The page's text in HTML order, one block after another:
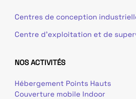
Centres de conception
Centre d’exploitation et de
NOS ACTIVITÉS
Hébergement Points Hauts
Couverture mobile Indoor